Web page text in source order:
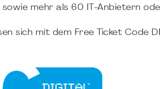
mehr als 60 IT-Anbietern
sich mit dem Free Ticket Code